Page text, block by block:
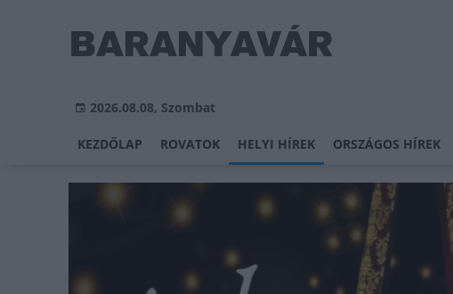
2026.08.08, Szombat
KEZDŐLAP ROVATOK HELYI HÍREK ORSZÁGOS HÍREK